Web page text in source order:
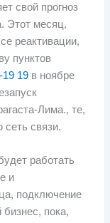
свой прогноз
Этот месяц,
реактивации,
пунктов
19 в ноябре
Лима., те,
сеть связи.
работать
и
подключение
бизнес, пока,